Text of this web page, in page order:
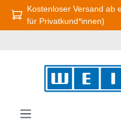
Zum Hauptinhalt springen
Kostenloser Versand ab
für Privatkund*innen)